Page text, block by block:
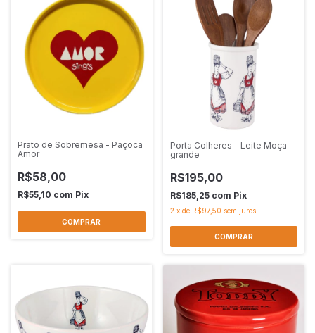
Prato de Sobremesa - Paçoca
Amor
R$58,00
R$55,10 com Pix
Porta Colheres - Leite Moça
grande
R$195,00
R$185,25 com Pix
2 x de R$97,50 sem juros